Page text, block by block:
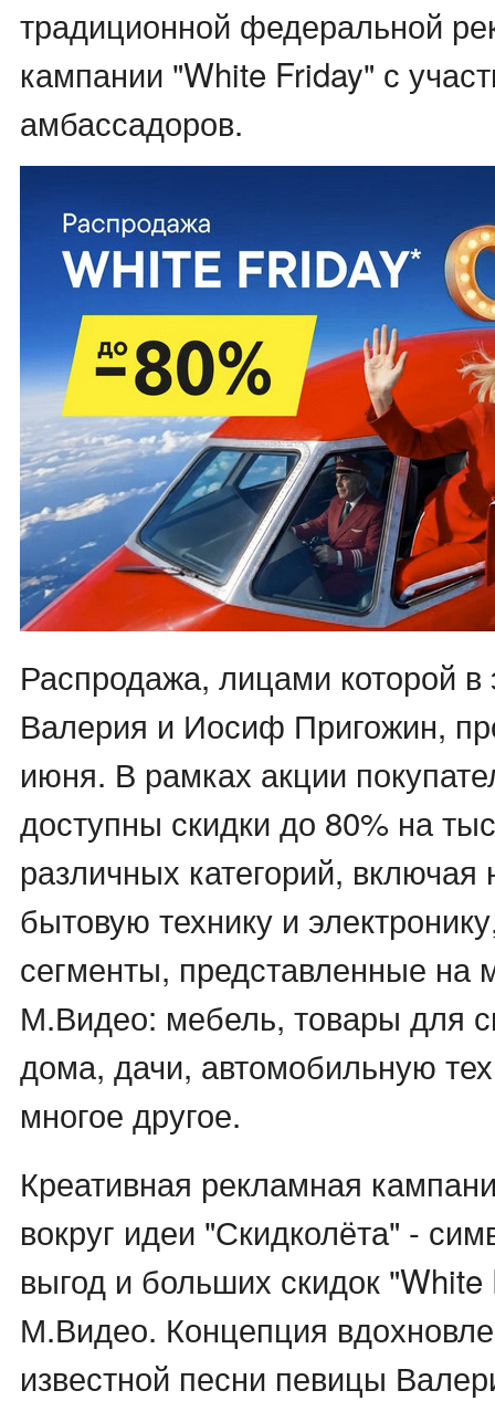
традиционной федеральной
кампании "White Friday" с
амбассадоров.
Распродажа, лицами которой в
Валерия и Иосиф Пригожин,
июня. В рамках акции
доступны скидки до 80% на
различных категорий, включая
бытовую технику и
сегменты, представленные на
М.Видео: мебель, товары для
дома, дачи, автомобильную
многое другое.
Креативная рекламная
вокруг идеи "Скидколёта" -
выгод и больших скидок "White
М.Видео. Концепция
известной песни певицы